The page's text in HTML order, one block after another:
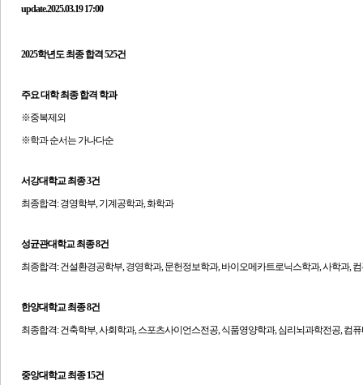
update.2025.03.19 17:00
2025학년도최종 합격 525건
주요 대학 최종 합격 학과
※중복제외
※학과 순서는 가나다순
서강대학교 최종 3건
최종합격: 경영학부, 기계공학과, 화학과
​성균관대학교최종 8건
최종합격: 건설환경공학부, 경영학과, 문헌정보학과, 바이오메카트로닉스학과, 사학과,
한양대학교최종 8건
최종합격:건축학부, 사회학과, 스포츠사이언스전공, 식품영양학과, 심리뇌과학전공, 컴
중앙대학교 최종 15건